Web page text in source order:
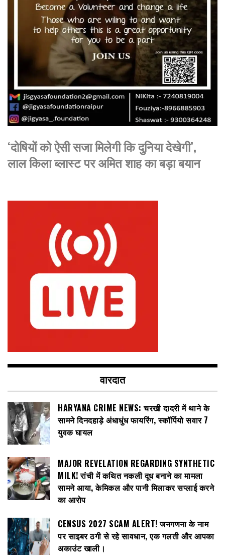
‘दोषियों को ऐसी सजा मिलेगी कि दुनिया देखेगी’,
लाल किला ब्लास्ट पर अमित शाह का बड़ा बयान
वारदात
HARYANA CRIME NEWS: चरखी दादरी में थाने के
सामने दिनदहाड़े अंधाधुंध फायरिंग, स्कॉर्पियो सवार 7
युवक घायल
MAJOR REVELATION REGARDING SYNTHETIC
MILK! रांची में कथित नकली दूध बनाने का मामला
सामने आया, केमिकल और पानी मिलाकर सप्लाई करने
का आरोप
CENSUS 2027 SCAM ALERT! जनगणना के नाम
पर साइबर ठगी से रहे सावधान, एक गलती और आपका
अकाउंट खाली।